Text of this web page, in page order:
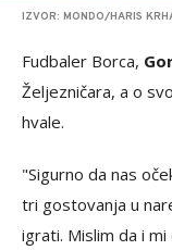
IZVOR: MONDO/HARIS
Fudbaler Borca,
Željezničara, a o
hvale.
"Sigurno da nas
tri gostovanja u
igrati. Mislim da i